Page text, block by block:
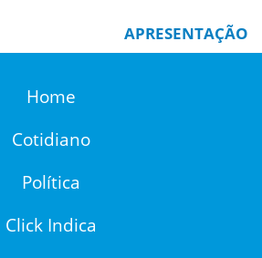
APRESENTAÇÃO
Home
Cotidiano
Política
Click Indica